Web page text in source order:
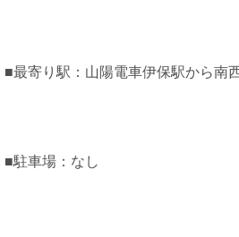
■最寄り駅：山陽電車伊保駅から南
■駐車場：なし